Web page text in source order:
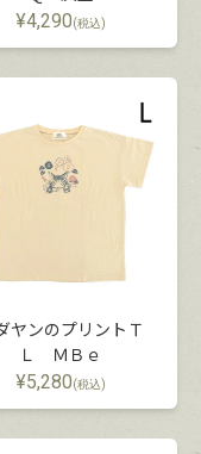
¥4,290(税込)
ヤンのプリントＴ
Ｌ ＭＢｅ
¥5,280(税込)